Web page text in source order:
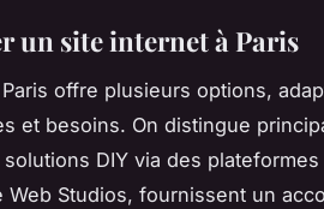
un site internet à Paris
offre plusieurs options,
et besoins. On distingue
DIY via des plateformes
Studios, fournissent un